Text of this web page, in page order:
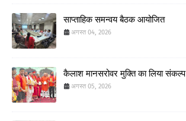
साप्ताहिक समन्वय बैठक आयोजित
अगस्त 04, 2026
कैलाश मानसरोवर मुक्ति का लिया संकल्प
अगस्त 05, 2026